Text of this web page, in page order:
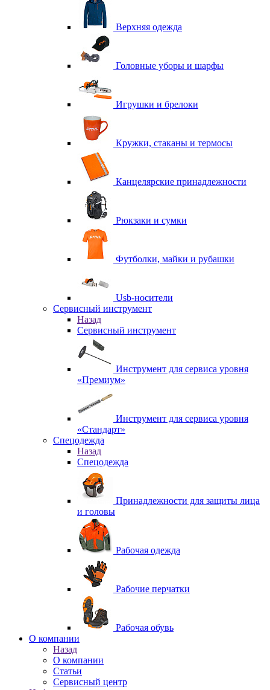
Верхняя одежда
Головные уборы и шарфы
Игрушки и брелоки
Кружки, стаканы и термосы
Канцелярские принадлежности
Рюкзаки и сумки
Футболки, майки и рубашки
Usb-носители
Сервисный инструмент
Назад
Сервисный инструмент
Инструмент для сервиса уровня
«Премиум»
Инструмент для сервиса уровня
«Стандарт»
Спецодежда
Назад
Спецодежда
Принадлежности для защиты лица
и головы
Рабочая одежда
Рабочие перчатки
Рабочая обувь
O компании
Назад
O компании
Статьи
Сервисный центр